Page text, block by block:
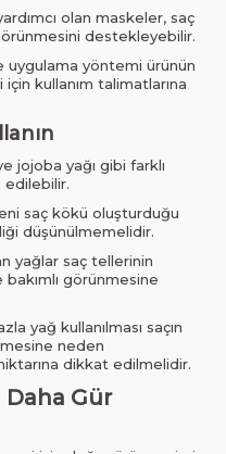
olan maskeler, saç
destekleyebilir.
uygulama yöntemi ürünün
kullanım talimatlarına
jojoba yağı gibi farklı
edilebilir.
saç kökü oluşturduğu
düşünülmemelidir.
yağlar saç tellerinin
görünmesine
yağ kullanılması saçın
neden
dikkat edilmelidir.
Daha Gür